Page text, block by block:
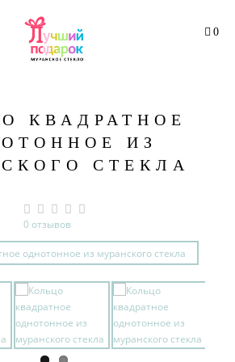
0
КВАДРАТНОЕ
ИЗ
СТЕКЛА
0 отзывов